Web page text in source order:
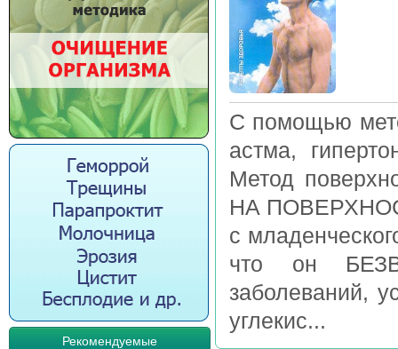
Рекомендуемые
С помощью
астма,
Метод
НА
с
что он
заболеваний,
углекис...